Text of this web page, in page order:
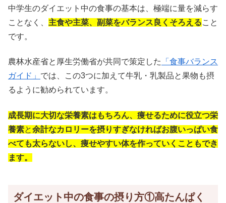
中学生のダイエット中の食事の基本は、極端に量を減らす
ことなく、 主食や主菜、副菜をバランス良くそろえること
です。
農林水産省と厚生労働省が共同で策定した
「食事バランス
ガイド」 では、この3つに加えて牛乳・乳製品と果物も摂
るように勧められています。
成長期に大切な栄養素はもちろん、痩せるために役立つ栄
養素と余計なカロリーを摂りすぎなければお腹いっぱい食
べても太らないし、痩せやすい体を作っていくこともでき
ます。
ダイエット中の食事の摂り方①高たんぱく